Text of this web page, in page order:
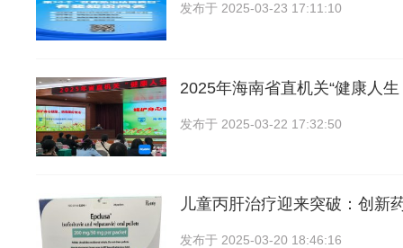
发布于 2025-03-23 17:11:10
2025年海南省直机关“健康人
发布于 2025-03-22 17:32:50
儿童丙肝治疗迎来突破：创新
发布于 2025-03-20 18:46:16